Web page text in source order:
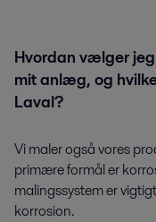
Hvordan vælger
mit anlæg, og
Laval?
Vi maler også vores
primære formål er
malingssystem er
korrosion.